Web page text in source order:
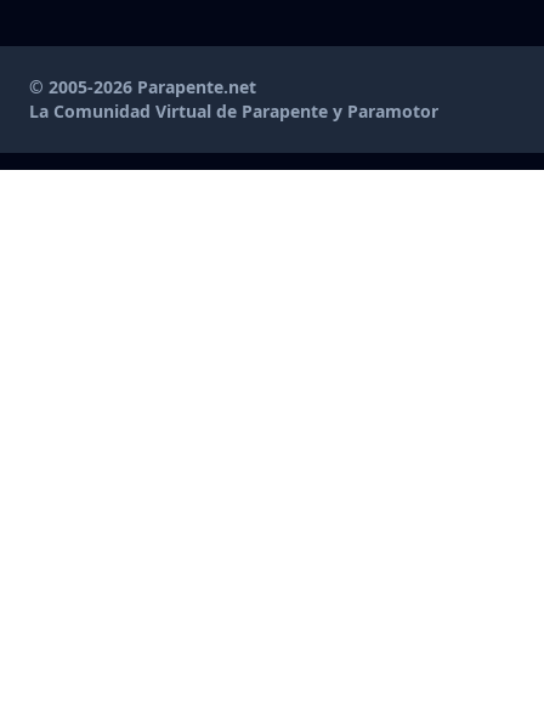
© 2005-2026 Parapente.net
La Comunidad Virtual de Parapente y Paramotor